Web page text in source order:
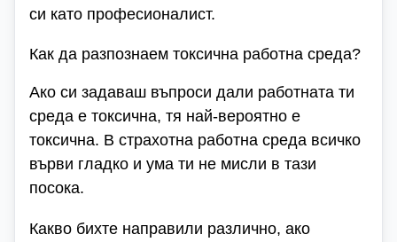
си като професионалист.
Как да разпознаем токсична работна среда?
Ако си задаваш въпроси дали работната ти
среда е токсична, тя най-вероятно е
токсична. В страхотна работна среда всичко
върви гладко и ума ти не мисли в тази
посока.
Какво бихте направили различно, ако